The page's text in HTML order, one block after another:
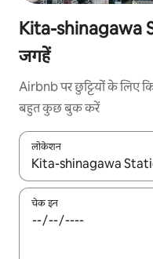
Kita-shinagawa
जगहें
Airbnb पर छुट्टियों के लिए
बहुत कुछ बुक करें
लोकेशन
नतीजों के उपलब्ध होने पर,
चेक इन